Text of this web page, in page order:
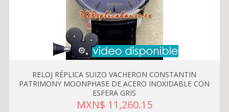
RELOJ RÉPLICA SUIZO VACHERON CONSTANTIN
PATRIMONY MOONPHASE DE ACERO INOXIDABLE CON
ESFERA GRIS
MXN$ 11,260.15